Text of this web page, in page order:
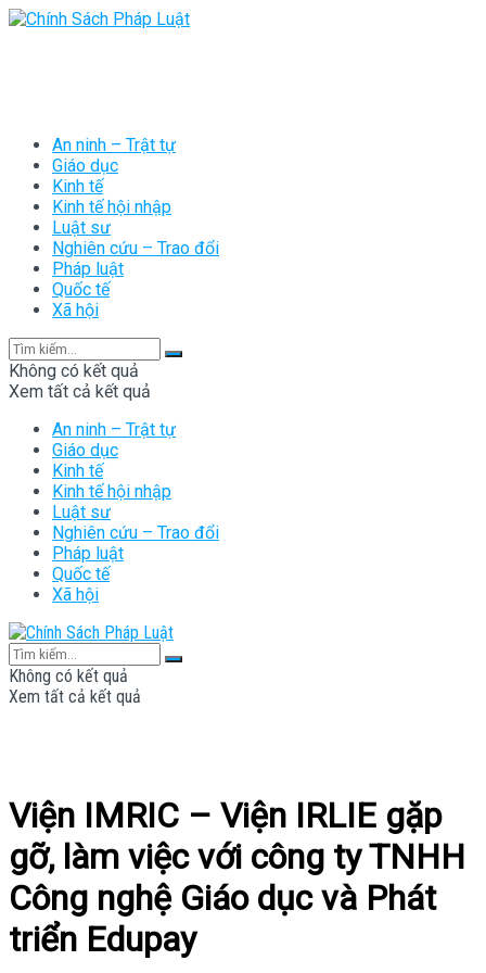
An ninh – Trật tự
Giáo dục
Kinh tế
Kinh tế hội nhập
Luật sư
Nghiên cứu – Trao đổi
Pháp luật
Quốc tế
Xã hội
Không có kết quả
Xem tất cả kết quả
An ninh – Trật tự
Giáo dục
Kinh tế
Kinh tế hội nhập
Luật sư
Nghiên cứu – Trao đổi
Pháp luật
Quốc tế
Xã hội
Không có kết quả
Xem tất cả kết quả
Viện IMRIC – Viện IRLIE gặp
gỡ, làm việc với công ty TNHH
Công nghệ Giáo dục và Phát
triển Edupay